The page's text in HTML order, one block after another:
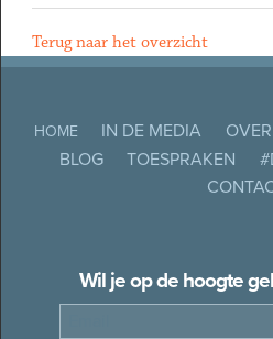
Terug naar het overzicht
HOME IN DE MEDIA
BLOG
TOESPRAKEN
Wil je op de hoogte